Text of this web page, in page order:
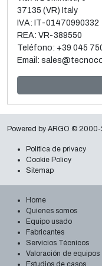
Venta y
37135 (VR) Italy
IVA: IT-01470990332
REA: VR-389550
Teléfono: +39 045
Email:
Powered by ARGO © 2000-
Política de privacy
Cookie Policy
Sitemap
Home
Quienes somos
Equipo usado
Fabricantes
Servicios Técnicos
Valoración de equipos